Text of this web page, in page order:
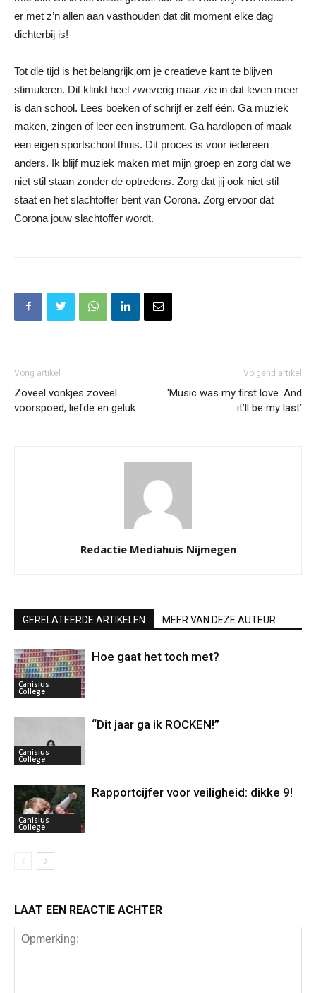
er met z’n allen aan vasthouden dat dit moment elke dag
dichterbij is!
Tot die tijd is het belangrijk om je creatieve kant te blijven
stimuleren. Dit klinkt heel zweverig maar zie in dat leven meer
is dan school. Lees boeken of schrijf er zelf één. Ga muziek
maken, zingen of leer een instrument. Ga hardlopen of maak
een eigen sportschool thuis. Dit proces is voor iedereen
anders. Ik blijf muziek maken met mijn groep en zorg dat we
niet stil staan zonder de optredens. Zorg dat jij ook niet stil
staat en het slachtoffer bent van Corona. Zorg ervoor dat
Corona jouw slachtoffer wordt.
Vorig artikel
Zoveel vonkjes zoveel
voorspoed, liefde en geluk.
Volgend artikel
‘Music was my first love. And
it’ll be my last’
Redactie Mediahuis Nijmegen
GERELATEERDE ARTIKELEN MEER VAN DEZE AUTEUR
Canisius
College
Hoe gaat het toch met?
Canisius
College
“Dit jaar ga ik ROCKEN!”
Canisius
College
Rapportcijfer voor veiligheid: dikke 9!
LAAT EEN REACTIE ACHTER